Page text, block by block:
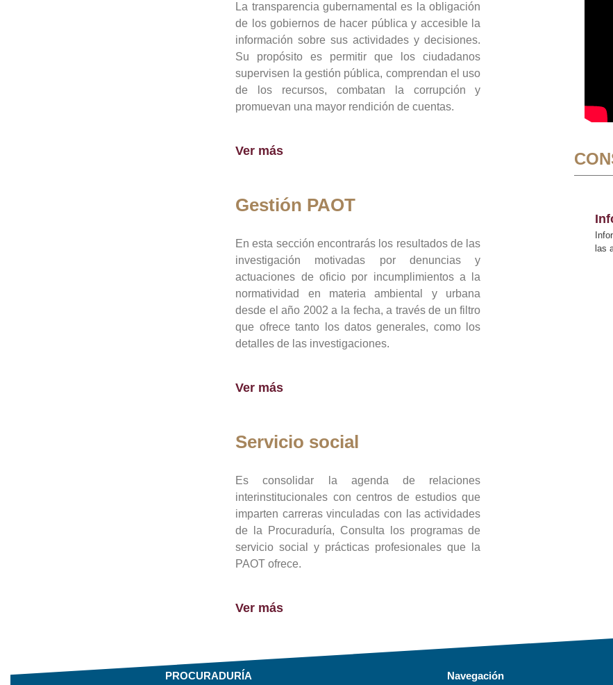
La transparencia gubernamental es la obligación
de los gobiernos de hacer pública y accesible la
información sobre sus actividades y decisiones.
Su propósito es permitir que los ciudadanos
supervisen la gestión pública, comprendan el uso
de los recursos, combatan la corrupción y
promuevan una mayor rendición de cuentas.
Ver más
Gestión PAOT
En esta sección encontrarás los resultados de las
investigación motivadas por denuncias y
actuaciones de oficio por incumplimientos a la
normatividad en materia ambiental y urbana
desde el año 2002 a la fecha, a través de un filtro
que ofrece tanto los datos generales, como los
detalles de las investigaciones.
Ver más
Servicio social
Es consolidar la agenda de relaciones
interinstitucionales con centros de estudios que
imparten carreras vinculadas con las actividades
de la Procuraduría, Consulta los programas de
servicio social y prácticas profesionales que la
PAOT ofrece.
Ver más
las
PROCURADURÍA Navegación